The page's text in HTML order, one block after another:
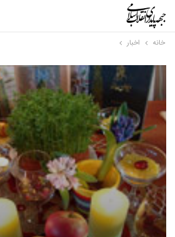
خانه اخبار